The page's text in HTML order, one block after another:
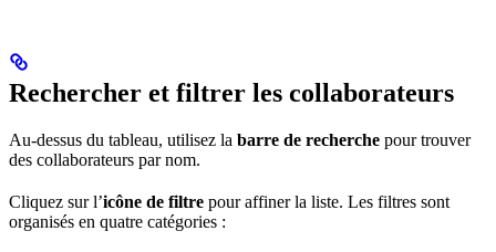
Rechercher et filtrer les collaborateurs
Au-dessus du tableau, utilisez la barre de recherche pour trouver
des collaborateurs par nom.
Cliquez sur l’icône de filtre pour affiner la liste. Les filtres sont
organisés en quatre catégories :